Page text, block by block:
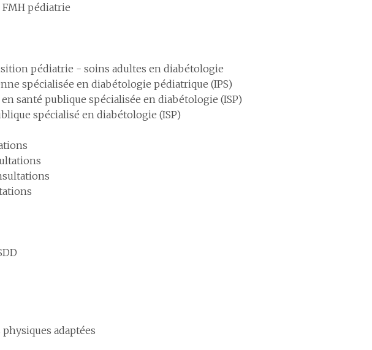
FMH pédiatrie
pédiatrie - soins adultes en diabétologie
spécialisée en diabétologie pédiatrique (IPS)
santé publique spécialisée en diabétologie (ISP)
spécialisé en diabétologie (ISP)
adaptées